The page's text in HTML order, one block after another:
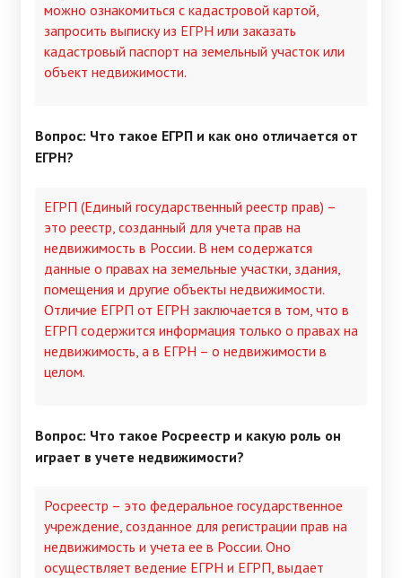
можно ознакомиться с кадастровой картой,
запросить выписку из ЕГРН или заказать
кадастровый паспорт на земельный участок или
объект недвижимости.
Вопрос: Что такое ЕГРП и как оно отличается от
ЕГРН?
ЕГРП (Единый государственный реестр прав) –
это реестр, созданный для учета прав на
недвижимость в России. В нем содержатся
данные о правах на земельные участки, здания,
помещения и другие объекты недвижимости.
Отличие ЕГРП от ЕГРН заключается в том, что в
ЕГРП содержится информация только о правах на
недвижимость, а в ЕГРН – о недвижимости в
целом.
Вопрос: Что такое Росреестр и какую роль он
играет в учете недвижимости?
Росреестр – это федеральное государственное
учреждение, созданное для регистрации прав на
недвижимость и учета ее в России. Оно
осуществляет ведение ЕГРН и ЕГРП, выдает